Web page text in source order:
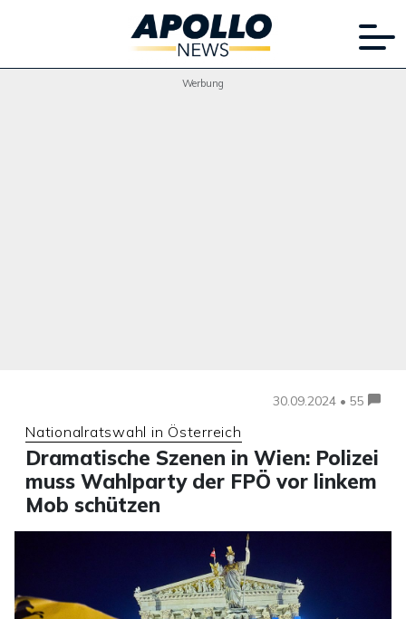
Werbung
30.09.2024 • 55
Nationalratswahl in Österreich
Dramatische Szenen in Wien: Polizei
muss Wahlparty der FPÖ vor linkem
Mob schützen